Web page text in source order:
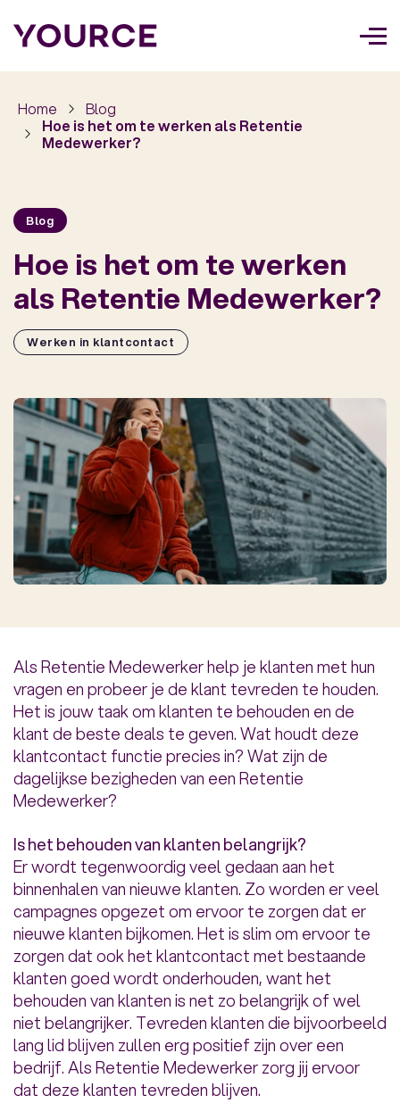
Home
Blog
Hoe is het om te werken als Retentie
Medewerker?
Blog
Hoe is het om te werken
als Retentie Medewerker?
Werken in klantcontact
Als Retentie Medewerker help je klanten met hun
vragen en probeer je de klant tevreden te houden.
Het is jouw taak om klanten te behouden en de
klant de beste deals te geven. Wat houdt deze
klantcontact functie precies in? Wat zijn de
dagelijkse bezigheden van een Retentie
Medewerker?
Is het behouden van klanten belangrijk?
Er wordt tegenwoordig veel gedaan aan het
binnenhalen van nieuwe klanten. Zo worden er veel
campagnes opgezet om ervoor te zorgen dat er
nieuwe klanten bijkomen. Het is slim om ervoor te
zorgen dat ook het klantcontact met bestaande
klanten goed wordt onderhouden, want het
behouden van klanten is net zo belangrijk of wel
niet belangrijker. Tevreden klanten die bijvoorbeeld
lang lid blijven zullen erg positief zijn over een
bedrijf. Als Retentie Medewerker zorg jij ervoor
dat deze klanten tevreden blijven.